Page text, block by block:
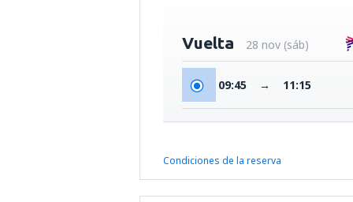
Vuelta 28 nov (sáb)
09:45 → 11:15
Condiciones de la reserva